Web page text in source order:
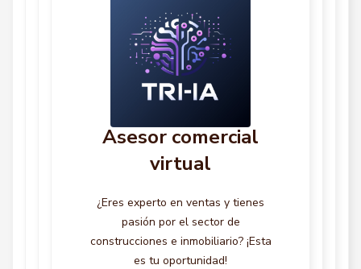
Asesor comercial
virtual
¿Eres experto en ventas y tienes
pasión por el sector de
construcciones e inmobiliario? ¡Esta
es tu oportunidad!